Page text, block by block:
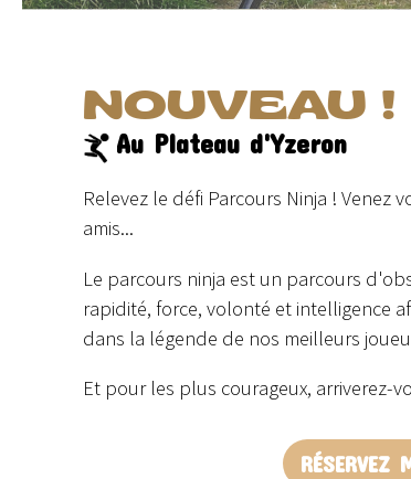
NOUVEAU !
Au Plateau d'Yzeron
Relevez le défi Parcours Ninja ! Venez
amis...
Le parcours ninja est un parcours
rapidité, force, volonté et intelligence
dans la légende de nos meilleurs
Et pour les plus courageux, arriverez-
RÉSERVEZ